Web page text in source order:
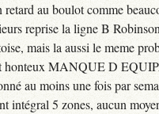
retard au boulot comme
reprise la ligne B
mais la aussi le meme
honteux MANQUE D
au moins une fois par
intégral 5 zones, aucun